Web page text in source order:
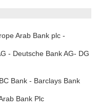
Arab Bank plc ‐
‐ Deutsche Bank AG‐ DG
Bank ‐ Barclays Bank
Bank Plc